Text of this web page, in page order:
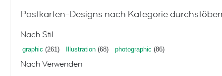
Postkarten-Designs nach Kategorie
Nach Stil
graphic (261) Illustration (68) photographic (86)
Nach Verwenden